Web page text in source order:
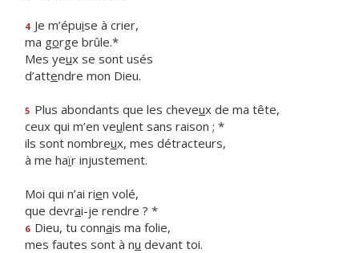
4 Je m’épuise à crier,
ma gorge brûle.*
Mes yeux se sont usés
d’attendre mon Dieu.
5 Plus abondants que les cheveux de ma tête,
ceux qui m’en veulent sans raison ; *
ils sont nombreux, mes détracteurs,
à me haïr injustement.
Moi qui n’ai rien volé,
que devrai-je rendre ? *
6 Dieu, tu connais ma folie,
mes fautes sont à nu devant toi.